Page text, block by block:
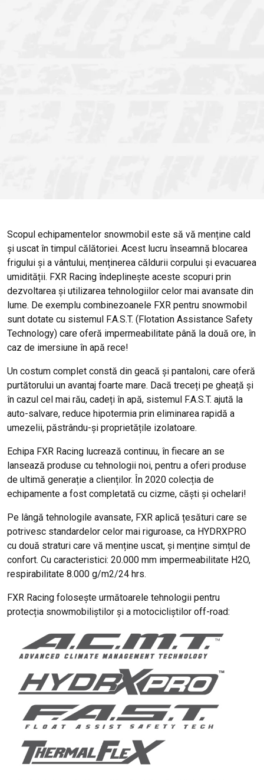
Scopul echipamentelor snowmobil este să vă menține cald
și uscat în timpul călătoriei. Acest lucru înseamnă blocarea
frigului și a vântului, menținerea căldurii corpului și evacuarea
umidității. FXR Racing îndeplinește aceste scopuri prin
dezvoltarea și utilizarea tehnologiilor celor mai avansate din
lume. De exemplu combinezoanele FXR pentru snowmobil
sunt dotate cu sistemul F.A.S.T. (Flotation Assistance Safety
Technology) care oferă impermeabilitate până la două ore, în
caz de imersiune în apă rece!
Un costum complet constă din geacă și pantaloni, care oferă
purtătorului un avantaj foarte mare. Dacă treceți pe gheață și
în cazul cel mai rău, cadeți în apă, sistemul F.A.S.T. ajută la
auto-salvare, reduce hipotermia prin eliminarea rapidă a
umezelii, păstrându-și proprietățile izolatoare.
Echipa FXR Racing lucrează continuu, în fiecare an se
lansează produse cu tehnologii noi, pentru a oferi produse
de ultimă generație a clienților. În 2020 colecția de
echipamente a fost completată cu cizme, căști și ochelari!
Pe lângă tehnologile avansate, FXR aplică țesături care se
potrivesc standardelor celor mai riguroase, ca HYDRXPRO
cu două straturi care vă menține uscat, și menține simțul de
confort. Cu caracteristici: 20.000 mm impermeabilitate H2O,
respirabilitate 8.000 g/m2/24 hrs.
FXR Racing folosește următoarele tehnologii pentru
protecția snowmobiliștilor și a motocicliștilor off-road: